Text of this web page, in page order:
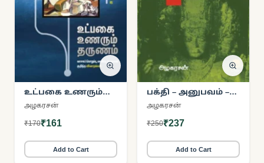
உட்பகை உணரும்
தருணம்
அழகரசன்
₹170₹161
Add to Cart
பக்தி – அனுபவம் –
அரசியல்
அழகரசன்
₹250₹237
Add to Cart